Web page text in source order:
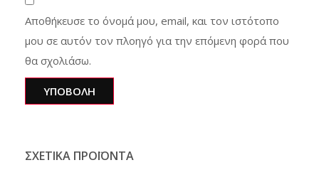
Αποθήκευσε το όνομά μου, email, και τον ιστότοπο
μου σε αυτόν τον πλοηγό για την επόμενη φορά που
θα σχολιάσω.
ΣΧΕΤΙΚΆ ΠΡΟΪΌΝΤΑ